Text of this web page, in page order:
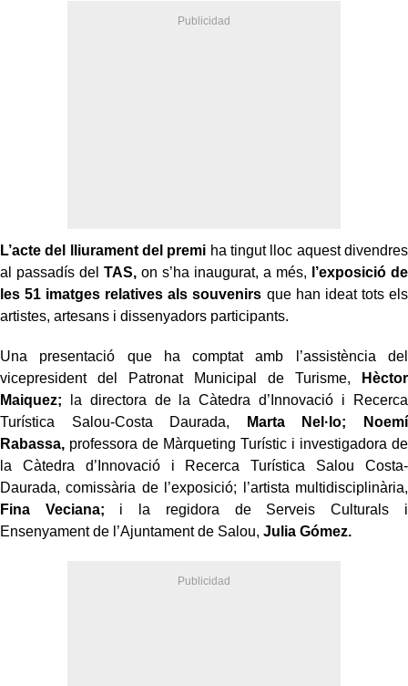
L’acte del lliurament del premi ha tingut lloc aquest divendres
al passadís del TAS,on s’ha inaugurat, a més,
l’exposició de
les 51 imatges relatives als souvenirs que han ideat tots els
artistes, artesans i dissenyadors participants.
Una presentació que ha comptat amb l’assistència del
vicepresident del Patronat Municipal de Turisme,
Hèctor
Maiquez; la directora de la Càtedra d’Innovació i Recerca
Turística Salou-Costa Daurada,
Marta Nel·lo; Noemí
Rabassa, professora de Màrqueting Turístic i investigadora de
la Càtedra d’Innovació i Recerca Turística Salou Costa-
Daurada, comissària de l’exposició; l’artista multidisciplinària,
Fina Veciana; i la regidora de Serveis Culturals i
Ensenyament de l’Ajuntament de Salou, Julia Gómez.